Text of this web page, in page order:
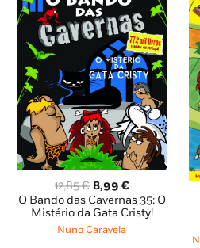
12,85€ O
preço
original
era:
8,99 €O
preço
atual
O Bando das Cavernas 35: O
Mistério da Gata Cristy!
Nuno Caravela